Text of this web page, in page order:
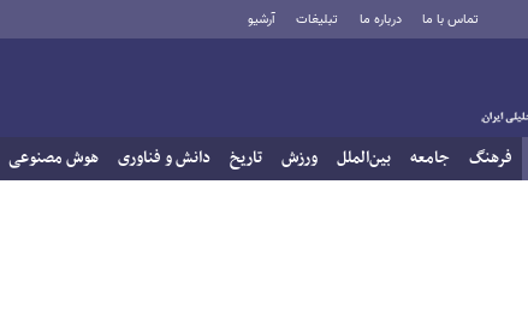
تماس با ما درباره ما تبلیغات آرشیو
فرهنگ جامعه بین‌الملل ورزش تاریخ دانش و فناوری هوش مصنوعی